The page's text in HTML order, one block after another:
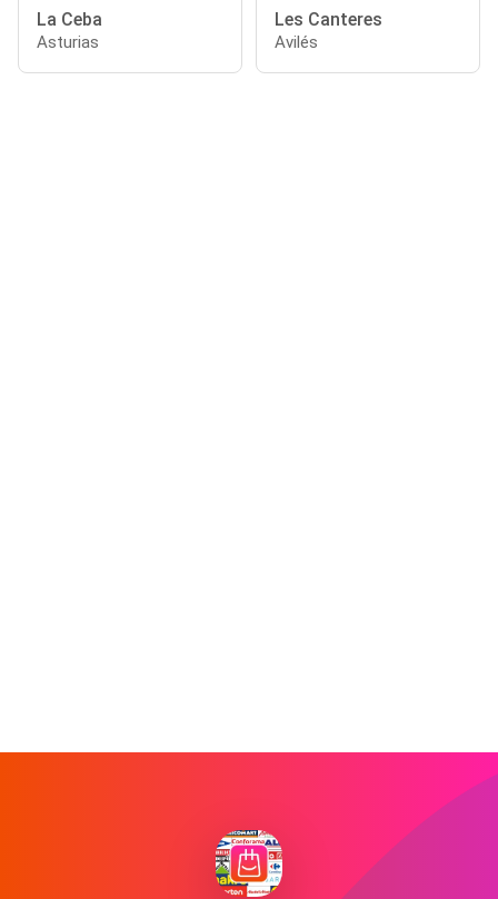
La Ceba
Asturias
Les Canteres
Avilés